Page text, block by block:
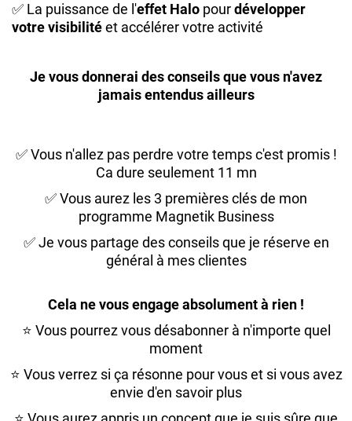
✅ La puissance de l'effet Halo pourdévelopper
votre visibilitéet accélérer votre activité
Je vous donnerai des conseils que vous n'avez
jamais entendus ailleurs
✅ Vous n'allez pas perdre votre temps c'est promis !
Ca dure seulement 11 mn
✅ Vous aurez les 3 premières clés de mon
programme Magnetik Business
✅ Je vous partage des conseils que je réserve en
général à mes clientes
Cela ne vous engage absolument à rien !
⭐️ Vous pourrez vous désabonner à n'importe quel
moment
⭐️ Vous verrez si ça résonne pour vous et si vous avez
envie d'en savoir plus